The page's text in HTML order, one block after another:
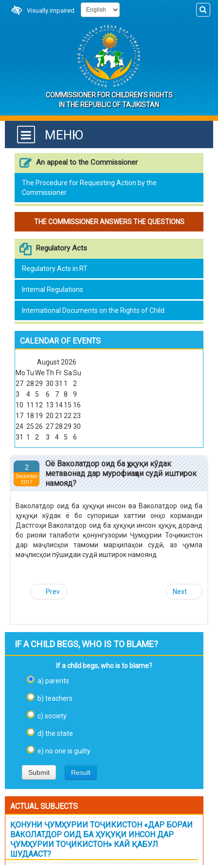
Visually impaired
COMMISSIONER FOR CHILDREN’S RIGHTS
IN THE REPUBLIC OF TAJIKISTAN
МЕНЮ
An appeal to the Commissioner
The Procedure for Requesting Action by the
Commissioner
THE COMMISSIONER ANSWERS THE QUESTIONS
Regulatory Acts
Regulatory Acts in RT
Internal Regulations
International Documents on the Rights of Child
CALENDAR OF EVENTS
August2026
MoTuWeTh Fr SaSu
27 2829 30 31 1
2
3
4 5 6 7 8
9
10 11 12 13 1415 16
17 18 19 20 21 2223
24 2526 272829 30
31
1 2 3 4 5 6
2
December
2017
Оё Ваколатдор оид ба ҳуқуқи кӯдак
метавонад дар мурофиаҳои судӣ иштирок
намояд?
Ваколатдор оид ба ҳуқуқи инсон ва Ваколатдор оид ба
ҳуқуқи кӯдак ё бо супориши хаттии онҳо корманди
Дастгоҳи Ваколатдор оид ба ҳуқуқи инсон ҳуқуқ доранд
бо риояи талаботи қонунгузории Ҷумҳурии Тоҷикистон
дар маҷлисҳои тамоми марҳилаҳои судӣ, аз ҷумла
маҷлисҳои пӯшидаи судӣ иштирок намоянд.
Prev Next
IF A CHILD BEGS, WHO IS TO BLAME?
If a child begs, who is to blame?
a) parents
b) teachers
c) society
d) the state
e) no one is guilty
ACTUAL SUBJECTS
ҚОНУНИ ҶУМҲУРИИ ТОҶИКИСТОН «ДАР БОРАИ
ВАКОЛАТДОР ОИД БА ҲУҚУҚИ ИНСОН ДАР
ҶУМҲУРИИ ТОҶИКИСТОН» КАЙ ҚАБУЛ
ШУДААСТ?